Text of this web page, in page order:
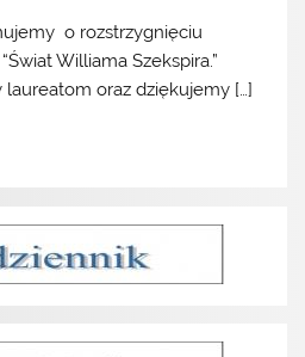
o rozstrzygnięciu
Williama Szekspira.”
oraz dziękujemy […]